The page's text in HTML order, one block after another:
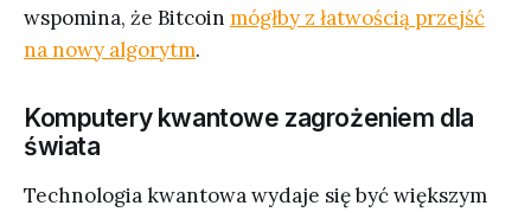
wspomina, że Bitcoin mógłby z łatwością przejść
na nowy algorytm.
Komputery kwantowe zagrożeniem dla
świata
Technologia kwantowa wydaje się być większym